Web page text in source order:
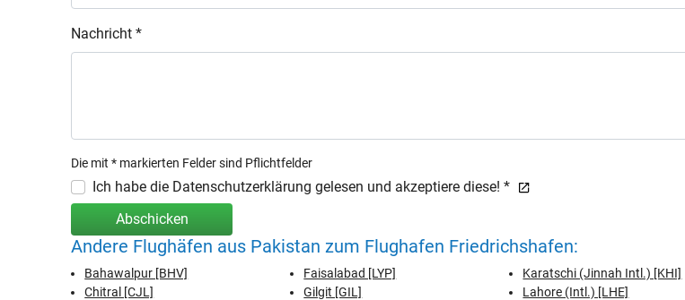
Nachricht *
Die mit * markierten Felder sind Pflichtfelder
Ich habe die Datenschutzerklärung gelesen und akzeptiere diese! *
Abschicken
Andere Flughäfen aus Pakistan zum Flughafen Friedrichshafen:
Bahawalpur [BHV]
Chitral [CJL]
Faisalabad [LYP]
Gilgit [GIL]
Karatschi (Jinnah Intl.) [KHI]
Lahore (Intl.) [LHE]